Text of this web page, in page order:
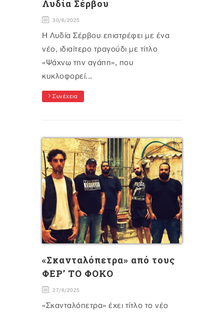
Λυδία Σέρβου
30/6/2025
Η Λυδία Σέρβου επιστρέφει με ένα
νέο, ιδιαίτερο τραγούδι με τίτλο
«Ψάχνω την αγάπη», που
κυκλοφορεί...
Συνέχεια
«Σκανταλόπετρα» από τους
ΦΕΡ’ ΤΟ ΦΟΚΟ
27/6/2025
«Σκανταλόπετρα» έχει τίτλο το νέο